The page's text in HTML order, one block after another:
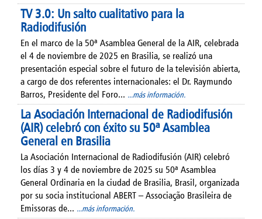
TV 3.0: Un salto cualitativo para la
Radiodifusión
En el marco de la 50ª Asamblea General de la AIR, celebrada
el 4 de noviembre de 2025 en Brasilia, se realizó una
presentación especial sobre el futuro de la televisión abierta,
a cargo de dos referentes internacionales: el Dr. Raymundo
Barros, Presidente del Foro... ...más información.
La Asociación Internacional de Radiodifusión
(AIR) celebró con éxito su 50ª Asamblea
General en Brasilia
La Asociación Internacional de Radiodifusión (AIR) celebró
los días 3 y 4 de noviembre de 2025 su 50ª Asamblea
General Ordinaria en la ciudad de Brasilia, Brasil, organizada
por su socia institucional ABERT – Associação Brasileira de
Emissoras de... ...más información.